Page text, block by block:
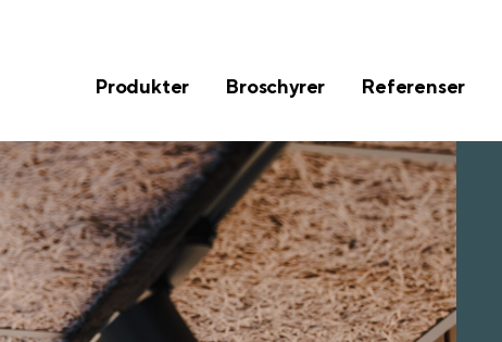
Produkter Broschyrer Referenser